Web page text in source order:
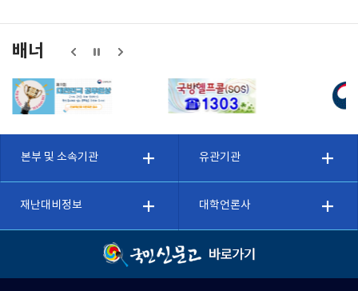
배너
본부 및 소속기관 유관기관
재난대비정보 대학언론사